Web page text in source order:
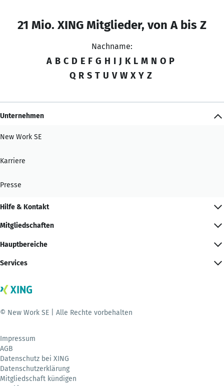
21 Mio. XING Mitglieder, von A bis Z
Nachname:
A B C D E F G H I J K L M N O P
Q R S T U V W X Y Z
Unternehmen
New Work SE
Karriere
Presse
Hilfe & Kontakt
Mitgliedschaften
Hauptbereiche
Services
© New Work SE | Alle Rechte vorbehalten
Impressum
AGB
Datenschutz bei XING
Datenschutzerklärung
Mitgliedschaft kündigen